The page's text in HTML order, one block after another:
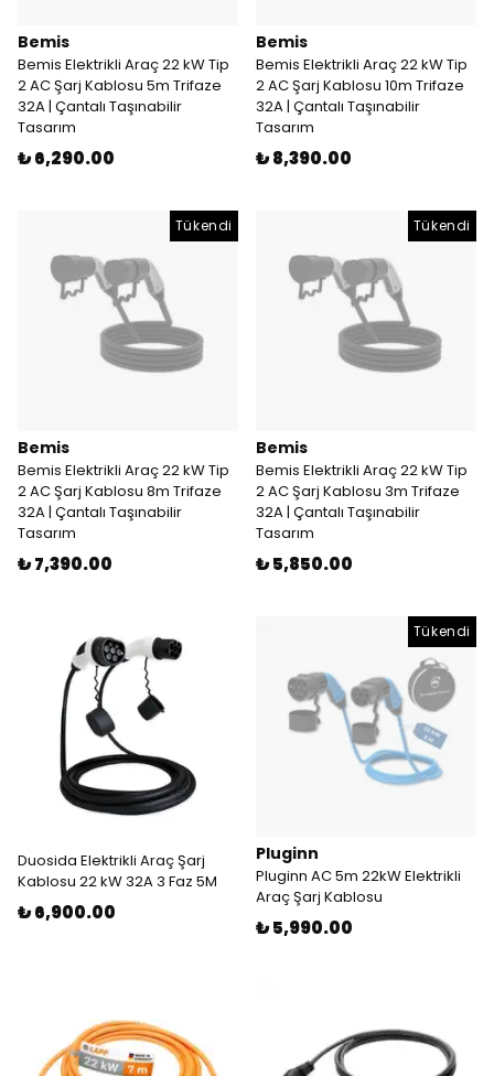
Bemis
Bemis Elektrikli Araç 22 kW Tip
2 AC Şarj Kablosu 5m Trifaze
32A | Çantalı Taşınabilir
Tasarım
₺ 6,290.00
Bemis
Bemis Elektrikli Araç 22 kW Tip
2 AC Şarj Kablosu 10m Trifaze
32A | Çantalı Taşınabilir
Tasarım
₺ 8,390.00
Tükendi
Bemis
Bemis Elektrikli Araç 22 kW Tip
2 AC Şarj Kablosu 8m Trifaze
32A | Çantalı Taşınabilir
Tasarım
₺ 7,390.00
Tükendi
Bemis
Bemis Elektrikli Araç 22 kW Tip
2 AC Şarj Kablosu 3m Trifaze
32A | Çantalı Taşınabilir
Tasarım
₺ 5,850.00
Duosida Elektrikli Araç Şarj
Kablosu 22 kW 32A 3 Faz 5M
₺ 6,900.00
Tükendi
Pluginn
Pluginn AC 5m 22kW Elektrikli
Araç Şarj Kablosu
₺ 5,990.00